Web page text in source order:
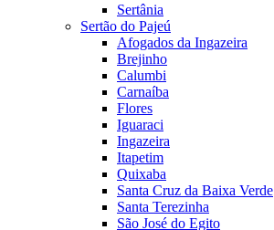
Sertânia
Sertão do Pajeú
Afogados da Ingazeira
Brejinho
Calumbi
Carnaíba
Flores
Iguaraci
Ingazeira
Itapetim
Quixaba
Santa Cruz da Baixa Verde
Santa Terezinha
São José do Egito